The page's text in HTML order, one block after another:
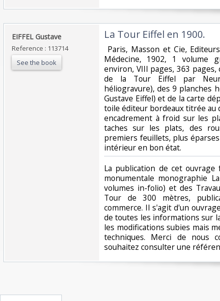
‎EIFFEL Gustave‎
Reference : 113714
See the book
‎La Tour Eiffel en 1900.‎
Paris, Masson et Cie,
Médecine, 1902, 1 volume
environ, VIII pages, 363
de la Tour Eiffel par
héliogravure), des 9 planches
Gustave Eiffel) et de la carte
toile éditeur bordeaux titrée
encadrement à froid sur les
taches sur les plats, des
premiers feuillets, plus
intérieur en bon état.‎
‎La publication de cet
monumentale monographie
volumes in-folio) et des
Tour de 300 mètres,
commerce. Il s'agit d'un
de toutes les informations sur
les modifications subies mais
techniques. Merci de nous
souhaitez consulter une